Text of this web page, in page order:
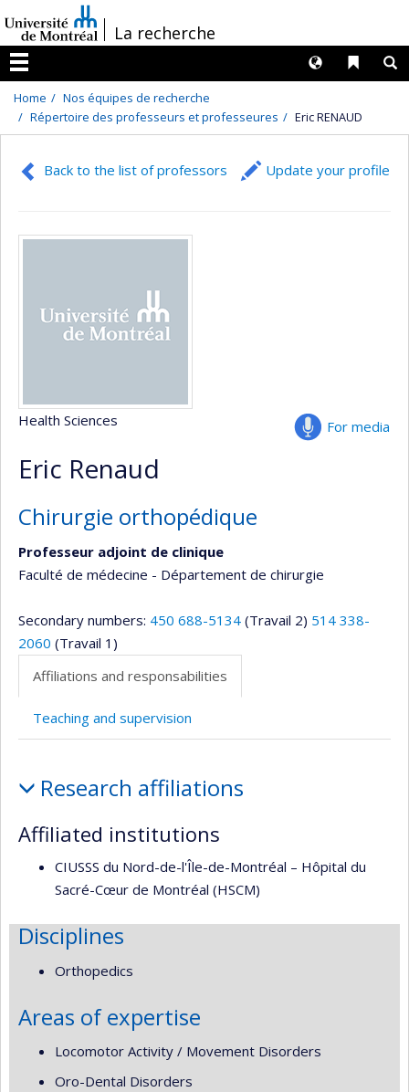
au
contenu
/La recherche
Menu
Liens
Langues
Home
Nos équipes de recherche
Répertoire des professeurs et professeures
Eric RENAUD
Back to the list of professors Update your profile
For media
Health Sciences
Eric Renaud
Chirurgie orthopédique
Professeur adjoint de clinique
Faculté de médecine - Département de chirurgie
Secondary numbers: 450 688-5134 (Travail 2) 514 338-
2060 (Travail 1)
Affiliations and responsabilities
Teaching and supervision
and
responsabilities
Research affiliations
Affiliated institutions
CIUSSS du Nord-de-l'Île-de-Montréal – Hôpital du
Sacré-Cœur de Montréal (HSCM)
Disciplines
Orthopedics
Areas of expertise
Locomotor Activity / Movement Disorders
Oro-Dental Disorders